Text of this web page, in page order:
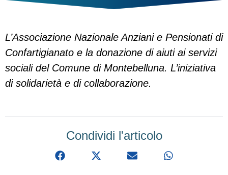
L’Associazione Nazionale Anziani e Pensionati di
Confartigianato e la donazione di aiuti ai servizi
sociali del Comune di Montebelluna. L’iniziativa
di solidarietà e di collaborazione.
Condividi l'articolo